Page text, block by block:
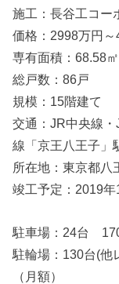
施工：長谷工コー
価格：2998万円～
専有面積：68.58
総戸数：86戸
規模：15階建て
交通：JR中央線
線「京王八王子」
所在地：東京都八
竣工予定：2019年
駐車場：24台
駐輪場：130台(
（月額）